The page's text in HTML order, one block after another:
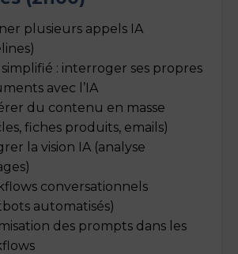
plusieurs appels IA
simplifié : interroger ses propres
avec l’IA
du contenu en masse
fiches produits, emails)
la vision IA (analyse
conversationnels
automatisés)
des prompts dans les